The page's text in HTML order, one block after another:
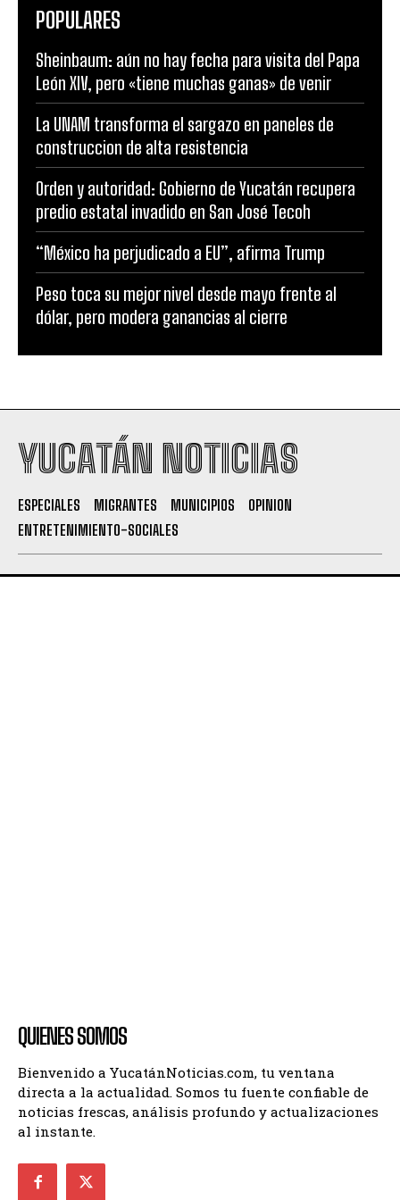
POPULARES
Sheinbaum: aún no hay fecha para visita del Papa
León XIV, pero «tiene muchas ganas» de venir
La UNAM transforma el sargazo en paneles de
construccion de alta resistencia
Orden y autoridad: Gobierno de Yucatán recupera
predio estatal invadido en San José Tecoh
“México ha perjudicado a EU”, afirma Trump
Peso toca su mejor nivel desde mayo frente al
dólar, pero modera ganancias al cierre
YUCATÁN NOTICIAS
ESPECIALES MIGRANTES MUNICIPIOS
OPINION
ENTRETENIMIENTO-SOCIALES
QUIENES SOMOS
Bienvenido a YucatánNoticias.com, tu ventana
directa a la actualidad. Somos tu fuente confiable de
noticias frescas, análisis profundo y actualizaciones
al instante.